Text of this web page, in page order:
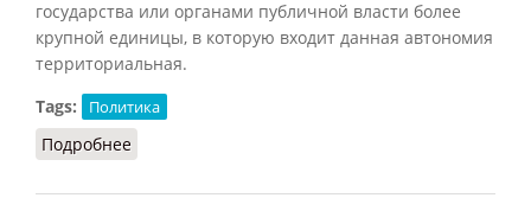
государства или органами публичной власти более
крупной единицы, в которую входит данная автономия
территориальная.
Tags:
Политика
Подробнее